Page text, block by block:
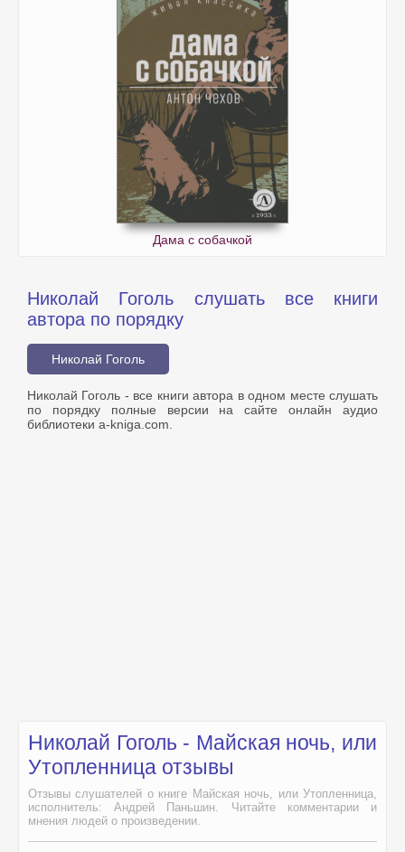
Дама с собачкой
Николай Гоголь слушать все книги
автора по порядку
Николай Гоголь
Николай Гоголь - все книги автора в одном месте слушать
по порядку полные версии на сайте онлайн аудио
библиотеки a-kniga.com.
Николай Гоголь - Майская ночь, или
Утопленница отзывы
Отзывы слушателей о книге Майская ночь, или Утопленница,
исполнитель: Андрей Паньшин. Читайте комментарии и
мнения людей о произведении.